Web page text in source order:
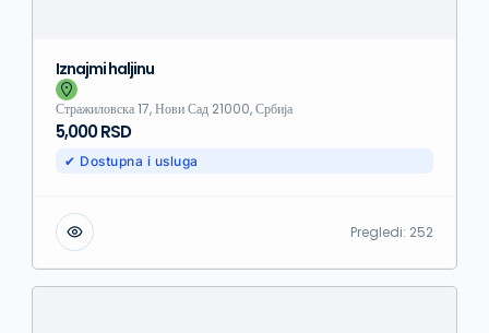
Iznajmi haljinu
Стражиловска 17, Нови Сад 21000, Србија
5,000 RSD
✔ Dostupna i usluga
Pregledi: 252